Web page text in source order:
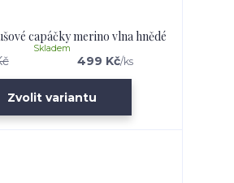
capáčky merino vlna hnědé
499 Kč/ks
Skladem
Zvolit variantu